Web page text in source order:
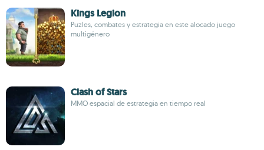
Kings Legion
Puzles, combates y estrategia en este alocado juego
multigénero
Clash of Stars
MMO espacial de estrategia en tiempo real